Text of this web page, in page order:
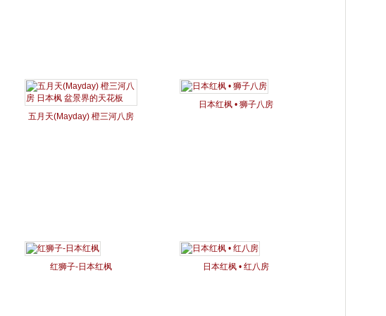
五月天(Mayday) 橙三河八房
日本红枫 • 狮子八房
红狮子-日本红枫 日本红枫 • 红八房